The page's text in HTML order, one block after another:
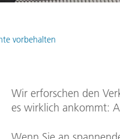
vorbehalten
Wir erforschen den
es wirklich ankommt: